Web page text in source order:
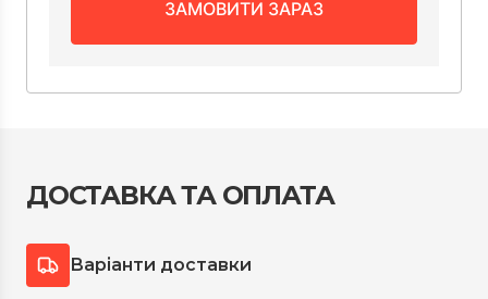
ЗАМОВИТИ ЗАРАЗ
ДОСТАВКА ТА ОПЛАТА
Варіанти доставки